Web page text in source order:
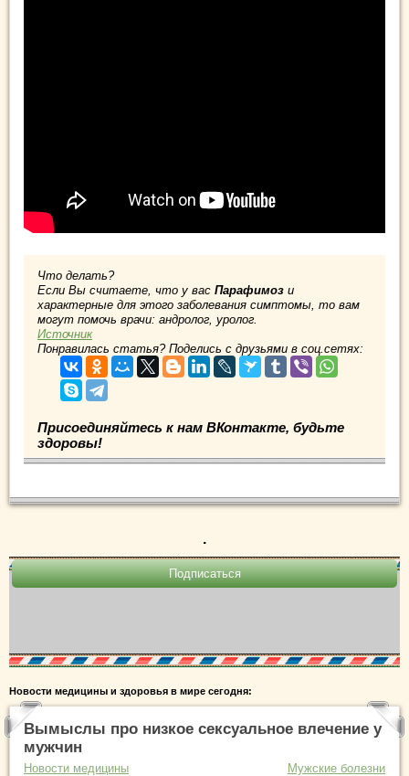
Что делать?
Если Вы считаете, что у вас Парафимоз и
характерные для этого заболевания симптомы, то вам
могут помочь врачи: андролог, уролог.
Источник
Понравилась статья? Поделись с друзьями в соц.сетях:
Присоединяйтесь к нам ВКонтакте, будьте
здоровы!
.
Новости медицины и здоровья в мире сегодня:
Вымыслы про низкое сексуальное влечение у
мужчин
Новости медицины Мужские болезни